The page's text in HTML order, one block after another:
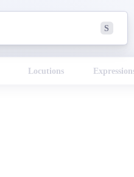
S
Locutions